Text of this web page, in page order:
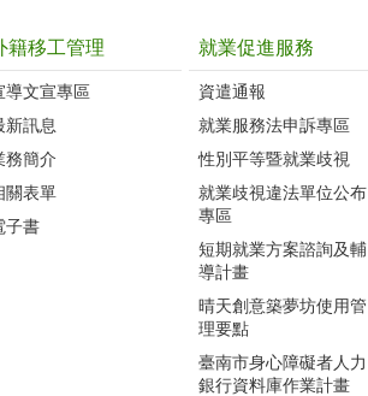
籍移工管理
導文宣專區
新訊息
務簡介
關表單
子書
就業促進服務
資遣通報
就業服務法申訴專區
性別平等暨就業歧視
就業歧視違法單位公布
專區
短期就業方案諮詢及輔
導計畫
晴天創意築夢坊使用管
理要點
臺南市身心障礙者人力
銀行資料庫作業計畫